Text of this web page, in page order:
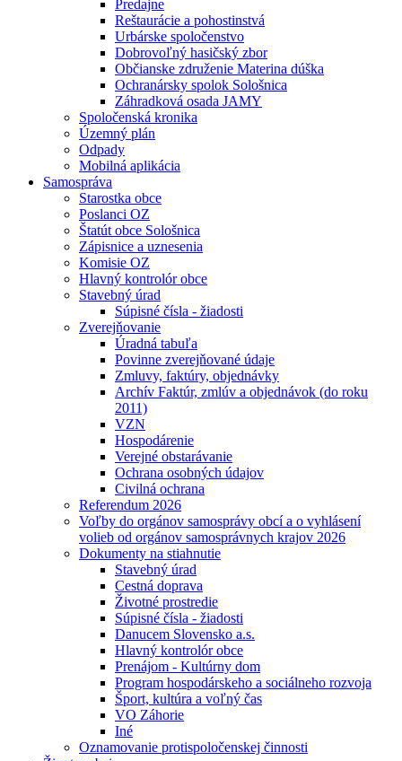
Predajne
Reštaurácie a pohostinstvá
Urbárske spoločenstvo
Dobrovoľný hasičský zbor
Občianske združenie Materina dúška
Ochranársky spolok Sološnica
Záhradková osada JAMY
Spoločenská kronika
Územný plán
Odpady
Mobilná aplikácia
Samospráva
Starostka obce
Poslanci OZ
Štatút obce Sološnica
Zápisnice a uznesenia
Komisie OZ
Hlavný kontrolór obce
Stavebný úrad
Súpisné čísla - žiadosti
Zverejňovanie
Úradná tabuľa
Povinne zverejňované údaje
Zmluvy, faktúry, objednávky
Archív Faktúr, zmlúv a objednávok (do roku
2011)
VZN
Hospodárenie
Verejné obstarávanie
Ochrana osobných údajov
Civilná ochrana
Referendum 2026
Voľby do orgánov samosprávy obcí a o vyhlásení
volieb od orgánov samosprávnych krajov 2026
Dokumenty na stiahnutie
Stavebný úrad
Cestná doprava
Životné prostredie
Súpisné čísla - žiadosti
Danucem Slovensko a.s.
Hlavný kontrolór obce
Prenájom - Kultúrny dom
Program hospodárskeho a sociálneho rozvoja
Šport, kultúra a voľný čas
VO Záhorie
Iné
Oznamovanie protispoločenskej činnosti